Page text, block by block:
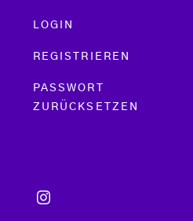
LOGIN
REGISTRIEREN
PASSWORT
ZURÜCKSETZEN